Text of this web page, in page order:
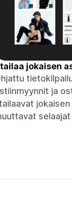
jokaisen
ja